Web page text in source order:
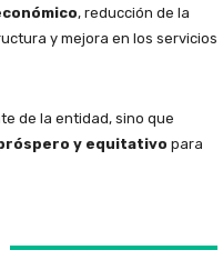
, reducción de la
y mejora en los servicios
de la entidad, sino que
y equitativo para